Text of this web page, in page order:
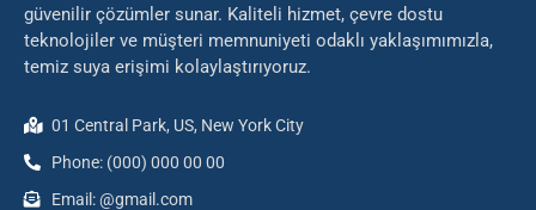
güvenilir çözümler sunar. Kaliteli hizmet, çevre dostu
teknolojiler ve müşteri memnuniyeti odaklı yaklaşımımızla,
temiz suya erişimi kolaylaştırıyoruz.
01 Central Park, US, New York City
Phone: (000) 000 00 00
Email: @gmail.com